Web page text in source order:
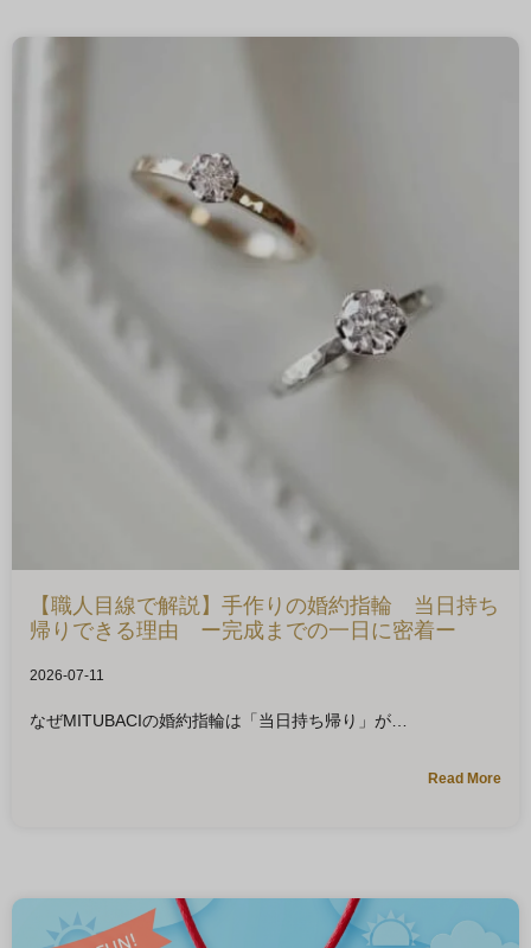
【職人目線で解説】手作りの婚約指輪 当日持ち
帰りできる理由 ー完成までの一日に密着ー
2026-07-11
なぜMITUBACIの婚約指輪は「当日持ち帰り」が
Read More